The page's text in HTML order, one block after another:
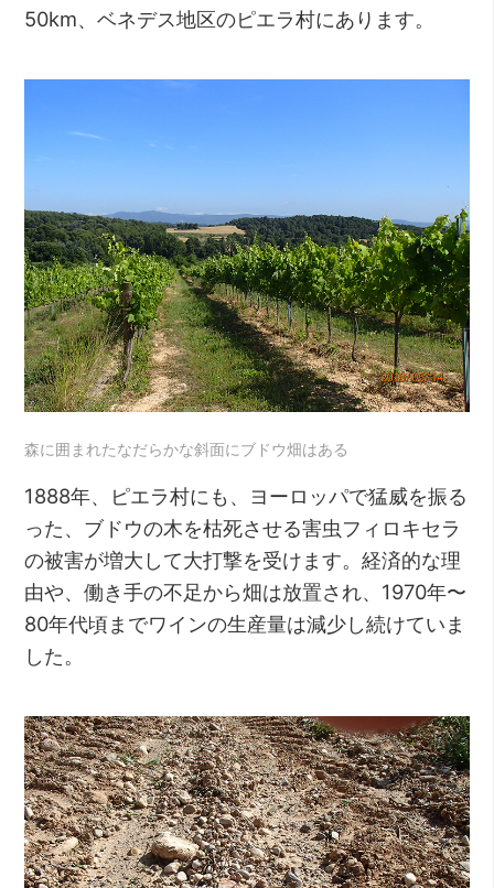
50km、ベネデス地区のピエラ村にあります。
森に囲まれたなだらかな斜面にブドウ畑はある
1888年、ピエラ村にも、ヨーロッパで猛威を振る
った、ブドウの木を枯死させる害虫フィロキセラ
の被害が増大して大打撃を受けます。経済的な理
由や、働き手の不足から畑は放置され、1970年〜
80年代頃までワインの生産量は減少し続けていま
した。